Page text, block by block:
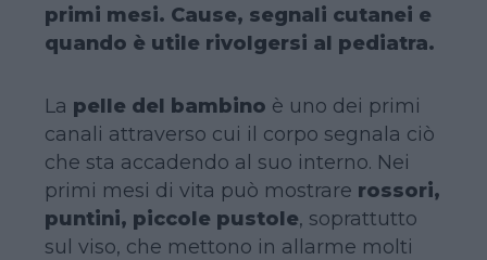
primi mesi. Cause, segnali cutanei e
quando è utile rivolgersi al pediatra.
La pelle del bambino è uno dei primi
canali attraverso cui il corpo segnala ciò
che sta accadendo al suo interno. Nei
primi mesi di vita può mostrare rossori,
puntini, piccole pustole, soprattutto
sul viso, che mettono in allarme molti